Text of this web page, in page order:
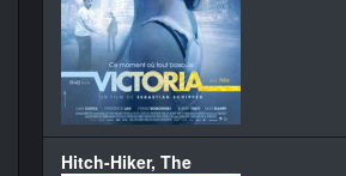
Hitch-Hiker, The